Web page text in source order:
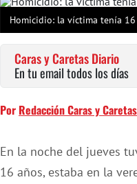
Homicidio: la víctima tenía
Caras y Caretas Diario
En tu email todos los días
Por Redacción Caras y Caretas
En la noche del jueves
16 años, estaba en la